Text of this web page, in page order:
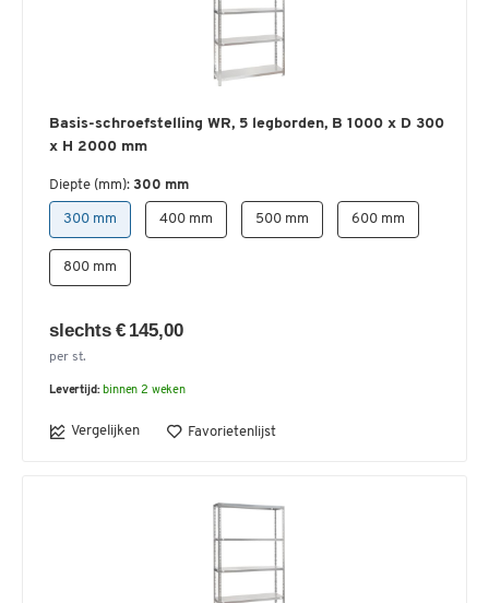
Basis-schroefstelling WR, 5 legborden, B 1000 x D 300
x H 2000 mm
Diepte (mm): 300 mm
300 mm 400 mm 500 mm 600 mm
800 mm
slechts € 145,00
per st.
Levertijd: binnen 2 weken
Vergelijken Favorietenlijst